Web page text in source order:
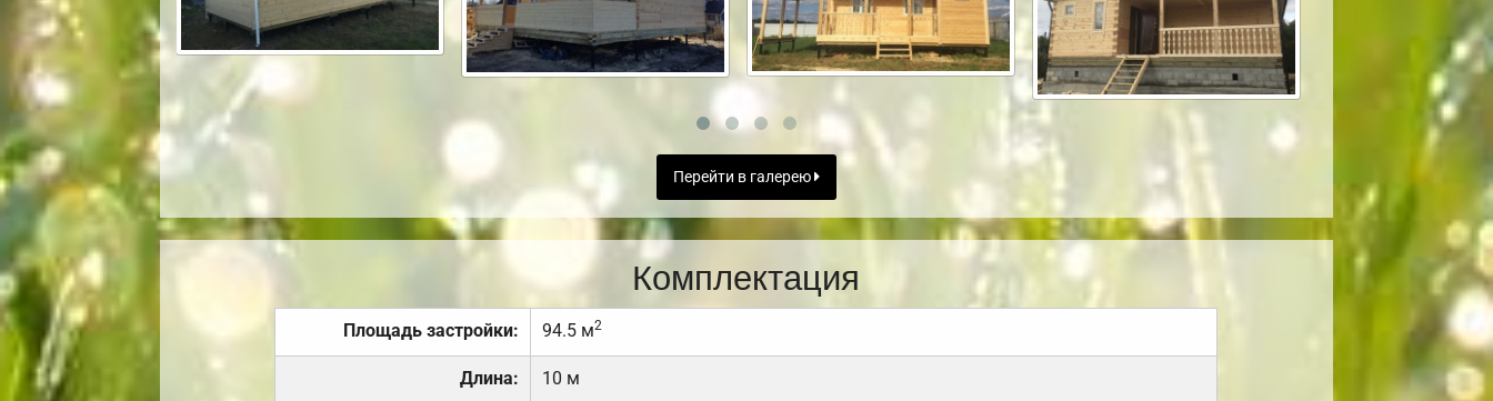
Перейти в галерею
Комплектация
Площадь застройки: 94.5 м2
Длина: 10 м